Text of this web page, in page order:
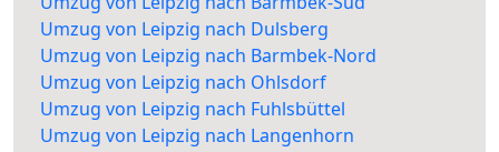
Umzug von Leipzig nach Dulsberg
Umzug von Leipzig nach Barmbek-Nord
Umzug von Leipzig nach Ohlsdorf
Umzug von Leipzig nach Fuhlsbüttel
Umzug von Leipzig nach Langenhorn